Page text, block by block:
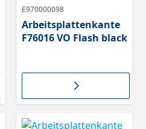
E970000098
Arbeitsplattenkante
F76016 VO Flash black